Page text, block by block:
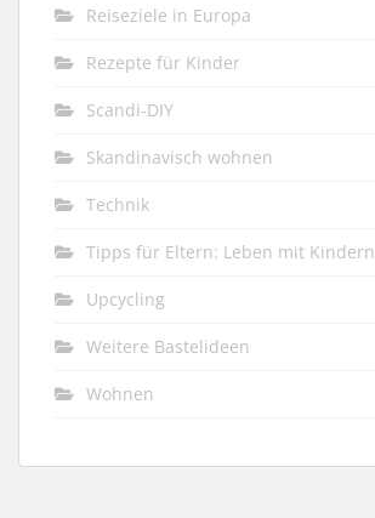
Reiseziele in Europa
Rezepte für Kinder
Scandi-DIY
Skandinavisch wohnen
Technik
Tipps für Eltern: Leben mit Kindern
Upcycling
Weitere Bastelideen
Wohnen